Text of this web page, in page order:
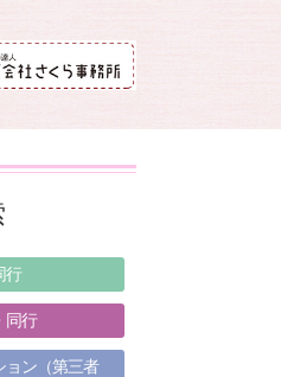
行
同行
ン（第三者